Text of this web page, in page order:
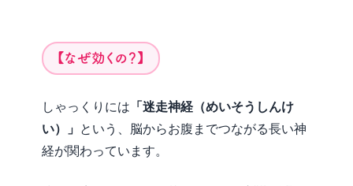
【なぜ効くの？】
しゃっくりには 「迷走神経（めいそうしんけ
い）」 という、脳からお腹までつながる長い神
経が関わっています。